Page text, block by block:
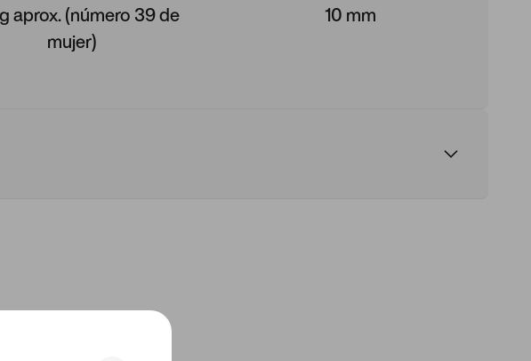
aprox. (número 39 de
mujer)
10 mm